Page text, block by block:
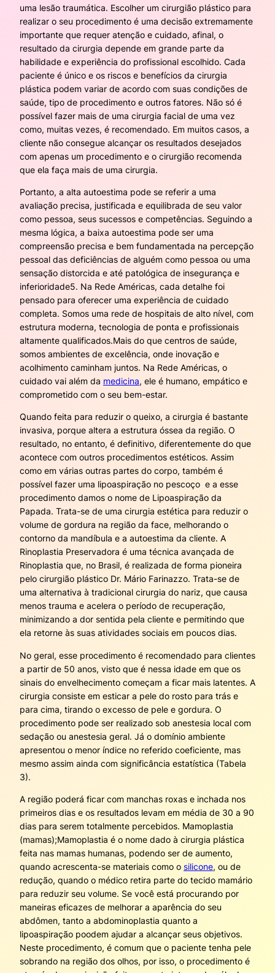
uma lesão traumática. Escolher um cirurgião plástico para
realizar o seu procedimento é uma decisão extremamente
importante que requer atenção e cuidado, afinal, o
resultado da cirurgia depende em grande parte da
habilidade e experiência do profissional escolhido. Cada
paciente é único e os riscos e benefícios da cirurgia
plástica podem variar de acordo com suas condições de
saúde, tipo de procedimento e outros fatores. Não só é
possível fazer mais de uma cirurgia facial de uma vez
como, muitas vezes, é recomendado. Em muitos casos, a
cliente não consegue alcançar os resultados desejados
com apenas um procedimento e o cirurgião recomenda
que ela faça mais de uma cirurgia.
Portanto, a alta autoestima pode se referir a uma
avaliação precisa, justificada e equilibrada de seu valor
como pessoa, seus sucessos e competências. Seguindo a
mesma lógica, a baixa autoestima pode ser uma
compreensão precisa e bem fundamentada na percepção
pessoal das deficiências de alguém como pessoa ou uma
sensação distorcida e até patológica de insegurança e
inferioridade5. Na Rede Américas, cada detalhe foi
pensado para oferecer uma experiência de cuidado
completa. Somos uma rede de hospitais de alto nível, com
estrutura moderna, tecnologia de ponta e profissionais
altamente qualificados.Mais do que centros de saúde,
somos ambientes de excelência, onde inovação e
acolhimento caminham juntos. Na Rede Américas, o
cuidado vai além da medicina, ele é humano, empático e
comprometido com o seu bem-estar.
Quando feita para reduzir o queixo, a cirurgia é bastante
invasiva, porque altera a estrutura óssea da região. O
resultado, no entanto, é definitivo, diferentemente do que
acontece com outros procedimentos estéticos. Assim
como em várias outras partes do corpo, também é
possível fazer uma lipoaspiração no pescoço e a esse
procedimento damos o nome de Lipoaspiração da
Papada. Trata-se de uma cirurgia estética para reduzir o
volume de gordura na região da face, melhorando o
contorno da mandíbula e a autoestima da cliente. A
Rinoplastia Preservadora é uma técnica avançada de
Rinoplastia que, no Brasil, é realizada de forma pioneira
pelo cirurgião plástico Dr. Mário Farinazzo. Trata-se de
uma alternativa à tradicional cirurgia do nariz, que causa
menos trauma e acelera o período de recuperação,
minimizando a dor sentida pela cliente e permitindo que
ela retorne às suas atividades sociais em poucos dias.
No geral, esse procedimento é recomendado para clientes
a partir de 50 anos, visto que é nessa idade em que os
sinais do envelhecimento começam a ficar mais latentes. A
cirurgia consiste em esticar a pele do rosto para trás e
para cima, tirando o excesso de pele e gordura. O
procedimento pode ser realizado sob anestesia local com
sedação ou anestesia geral. Já o domínio ambiente
apresentou o menor índice no referido coeficiente, mas
mesmo assim ainda com significância estatística (Tabela
3).
A região poderá ficar com manchas roxas e inchada nos
primeiros dias e os resultados levam em média de 30 a 90
dias para serem totalmente percebidos. Mamoplastia
(mamas);Mamoplastia é o nome dado à cirurgia plástica
feita nas mamas humanas, podendo ser de aumento,
quando acrescenta-se materiais como o silicone, ou de
redução, quando o médico retira parte do tecido mamário
para reduzir seu volume. Se você está procurando por
maneiras eficazes de melhorar a aparência do seu
abdômen, tanto a abdominoplastia quanto a
lipoaspiração poodem ajudar a alcançar seus objetivos.
Neste procedimento, é comum que o paciente tenha pele
sobrando na região dos olhos, por isso, o procedimento é